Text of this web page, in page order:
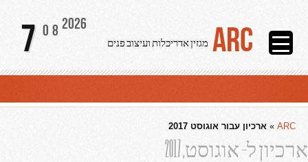
7 082026 ARC מגזין אדריכלות ועיצוב פנים
ARC
» ארכיון עבור אוגוסט 2017
ארכיון ל- אוגוסט, 2017